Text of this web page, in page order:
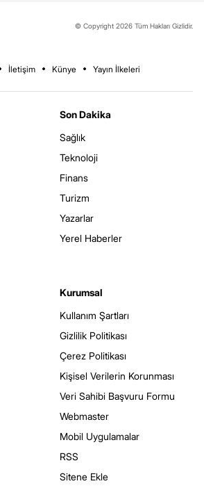
© Copyright 2026 Tüm Hakları Gizlidir.
İletişim Künye Yayın İlkeleri
Son Dakika
Sağlık
Teknoloji
Finans
Turizm
Yazarlar
Yerel Haberler
Kurumsal
Kullanım Şartları
Gizlilik Politikası
Çerez Politikası
Kişisel Verilerin Korunması
Veri Sahibi Başvuru Formu
Webmaster
Mobil Uygulamalar
RSS
Sitene Ekle